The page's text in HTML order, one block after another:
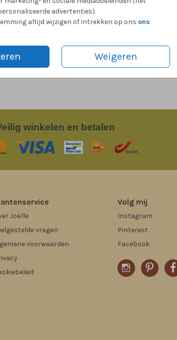
advertenties).
altijd wijzigen of intrekken op ons ons
Weigeren
winkelen en betalen
Joëlle
vragen
voorwaarden
Volg mij
Instagram
Pinterest
Facebook